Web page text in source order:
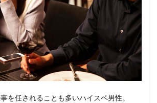
を任されることも多いハイスペ男性。